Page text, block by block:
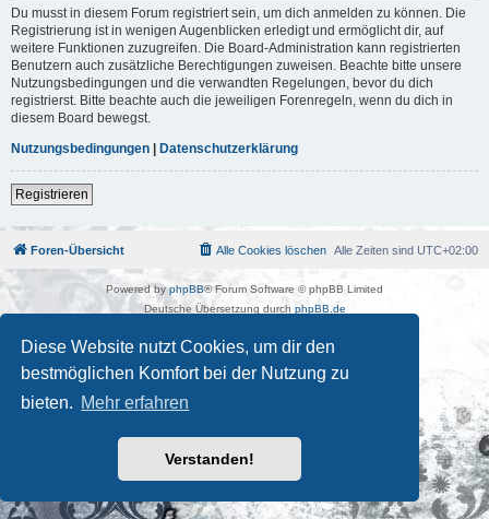
Diese Website nutzt Cookies, um dir den
bestmöglichen Komfort bei der Nutzung zu
bieten. Mehr erfahren
Verstanden!
Du musst in diesem Forum registriert sein, um dich anmelden zu können. Die
Registrierung ist in wenigen Augenblicken erledigt und ermöglicht dir, auf
weitere Funktionen zuzugreifen. Die Board-Administration kann registrierten
Benutzern auch zusätzliche Berechtigungen zuweisen. Beachte bitte unsere
Nutzungsbedingungen und die verwandten Regelungen, bevor du dich
registrierst. Bitte beachte auch die jeweiligen Forenregeln, wenn du dich in
diesem Board bewegst.
Nutzungsbedingungen | Datenschutzerklärung
Registrieren
Foren-Übersicht Alle Zeiten sind UTC+02:00
Alle Cookies löschen
Powered byphpBB® Forum Software © phpBB Limited
Deutsche Übersetzung durch phpBB.de
Datenschutz| Nutzungsbedingungen